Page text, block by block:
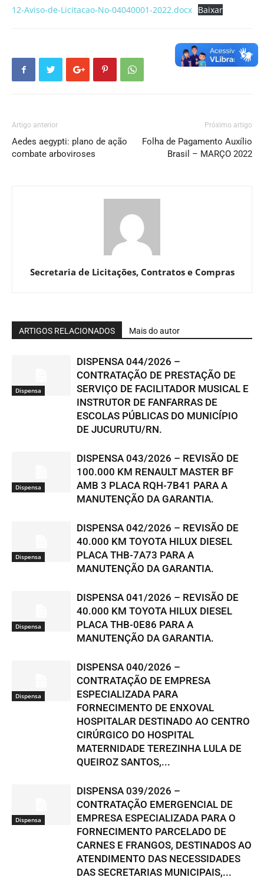
12-Aviso-de-Licitacao-No-04040001-2022.docx Baixar
Artigo anterior
Aedes aegypti: plano de ação
combate arboviroses
Próximo artigo
Folha de Pagamento Auxílio
Brasil – MARÇO 2022
Secretaria de Licitações, Contratos e Compras
ARTIGOS RELACIONADOS Mais do autor
Dispensa
DISPENSA 044/2026 –
CONTRATAÇÃO DE PRESTAÇÃO DE
SERVIÇO DE FACILITADOR MUSICAL E
INSTRUTOR DE FANFARRAS DE
ESCOLAS PÚBLICAS DO MUNICÍPIO
DE JUCURUTU/RN.
Dispensa
DISPENSA 043/2026 – REVISÃO DE
100.000 KM RENAULT MASTER BF
AMB 3 PLACA RQH-7B41 PARA A
MANUTENÇÃO DA GARANTIA.
Dispensa
DISPENSA 042/2026 – REVISÃO DE
40.000 KM TOYOTA HILUX DIESEL
PLACA THB-7A73 PARA A
MANUTENÇÃO DA GARANTIA.
Dispensa
DISPENSA 041/2026 – REVISÃO DE
40.000 KM TOYOTA HILUX DIESEL
PLACA THB-0E86 PARA A
MANUTENÇÃO DA GARANTIA.
Dispensa
DISPENSA 040/2026 –
CONTRATAÇÃO DE EMPRESA
ESPECIALIZADA PARA
FORNECIMENTO DE ENXOVAL
HOSPITALAR DESTINADO AO CENTRO
CIRÚRGICO DO HOSPITAL
MATERNIDADE TEREZINHA LULA DE
QUEIROZ SANTOS,...
Dispensa
DISPENSA 039/2026 –
CONTRATAÇÃO EMERGENCIAL DE
EMPRESA ESPECIALIZADA PARA O
FORNECIMENTO PARCELADO DE
CARNES E FRANGOS, DESTINADOS AO
ATENDIMENTO DAS NECESSIDADES
DAS SECRETARIAS MUNICIPAIS,...